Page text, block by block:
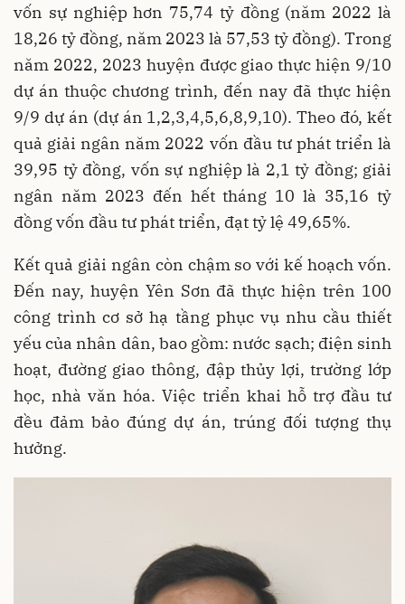
vốn sự nghiệp hơn 75,74 tỷ đồng (năm 2022 là
18,26 tỷ đồng, năm 2023 là 57,53 tỷ đồng). Trong
năm 2022, 2023 huyện được giao thực hiện 9/10
dự án thuộc chương trình, đến nay đã thực hiện
9/9 dự án (dự án 1,2,3,4,5,6,8,9,10). Theo đó, kết
quả giải ngân năm 2022 vốn đầu tư phát triển là
39,95 tỷ đồng, vốn sự nghiệp là 2,1 tỷ đồng; giải
ngân năm 2023 đến hết tháng 10 là 35,16 tỷ
đồng vốn đầu tư phát triển, đạt tỷ lệ 49,65%.
Kết quả giải ngân còn chậm so với kế hoạch vốn.
Đến nay, huyện Yên Sơn đã thực hiện trên 100
công trình cơ sở hạ tầng phục vụ nhu cầu thiết
yếu của nhân dân, bao gồm: nước sạch; điện sinh
hoạt, đường giao thông, đập thủy lợi, trường lớp
học, nhà văn hóa. Việc triển khai hỗ trợ đầu tư
đều đảm bảo đúng dự án, trúng đối tượng thụ
hưởng.